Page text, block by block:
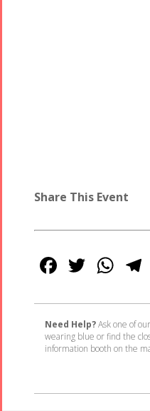
Share This Event
Need Help?Ask one of
wearing blue or find the
information booth on the